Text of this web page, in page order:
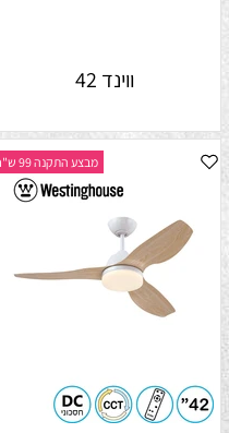
ווינד 42
מבצע התקנה 99 ש"ח